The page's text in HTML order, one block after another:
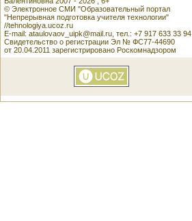
© Электронное СМИ "Образовательный портал
"Непрерывная подготовка учителя технологии"
//tehnologiya.ucoz.ru
E-mail: ataulovaov_uipk@mail.ru, тел.: +7 917 633 33 94
Свидетельство о регистрации Эл № ФС77-44690
от 20.04.2011 зарегистрировано Роскомнадзором